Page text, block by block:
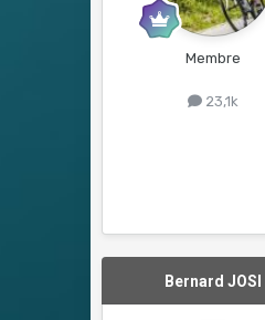
Membre
23,1k
Bernard JOSI